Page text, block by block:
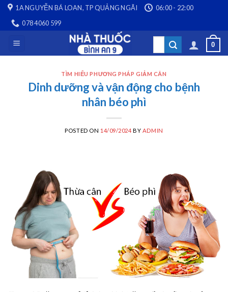
Skip
content
1A NGUYỄN BÁ LOAN, TP QUẢNG NGÃI
06:00 - 22:00
078 4060 599
Search
0
TÌM HIỂU PHƯƠNG PHÁP GIẢM CÂN
Dinh dưỡng và vận động cho bệnh
nhân béo phì
POSTED ON 14/09/2024 BY ADMIN